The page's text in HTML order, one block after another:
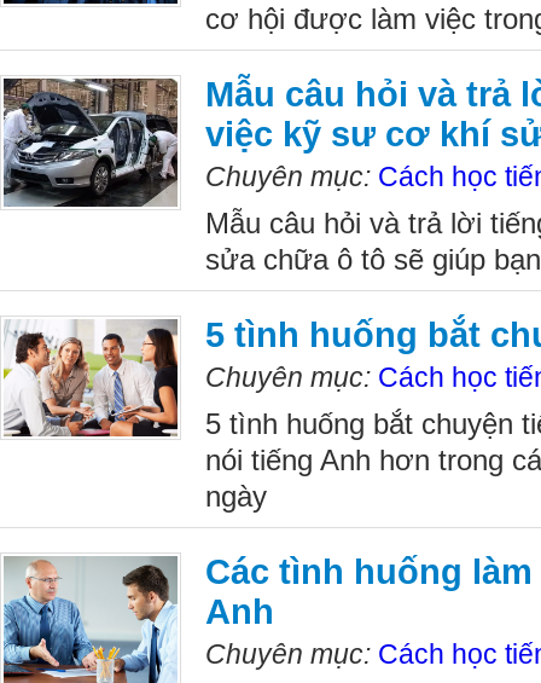
cơ hội được làm việc
Mẫu câu hỏi và trả
việc kỹ sư cơ khí
Chuyên mục: Cách học
Mẫu câu hỏi và trả lời
sửa chữa ô tô sẽ giúp
5 tình huống bắt
Chuyên mục: Cách học
5 tình huống bắt chuyện
nói tiếng Anh hơn trong
ngày
Các tình huống
Anh
Chuyên mục: Cách học